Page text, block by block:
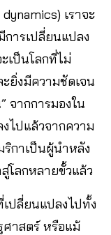
เราจะ
ารเปลี่ยนแปลง
เป็นโลกที่ไม่
ะยิ่งมีความชัดเจน
จากการมองใน
ไปแล้วจากความ
ริกาเป็นผู้นำหลัง
โลกหลายขั้วแล้ว
ปลี่ยนแปลงไปทั้ง
าสตร์ หรือแม้